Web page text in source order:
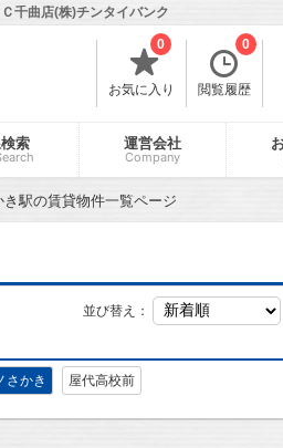
千曲店(株)チンタイバンク
お気に入り
0
閲覧履歴
0
索 運営会社
Company
き駅の賃貸物件一覧ページ
並び替え：
さかき 屋代高校前